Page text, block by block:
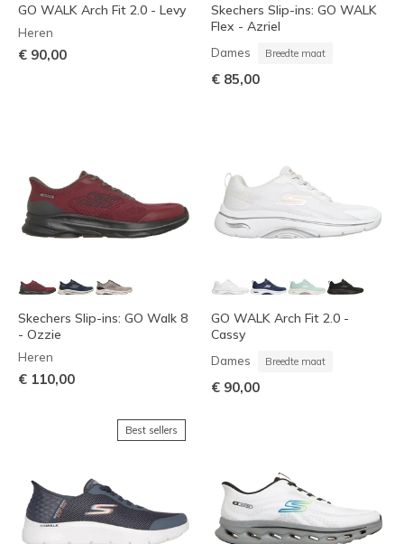
GO WALK Arch Fit 2.0 - Levy
Heren
€ 90,00
Skechers Slip-ins: GO WALK
Flex - Azriel
Dames Breedte maat
€ 85,00
Skechers Slip-ins: GO Walk 8
- Ozzie
Heren
€ 110,00
GO WALK Arch Fit 2.0 -
Cassy
Dames Breedte maat
€ 90,00
Best sellers